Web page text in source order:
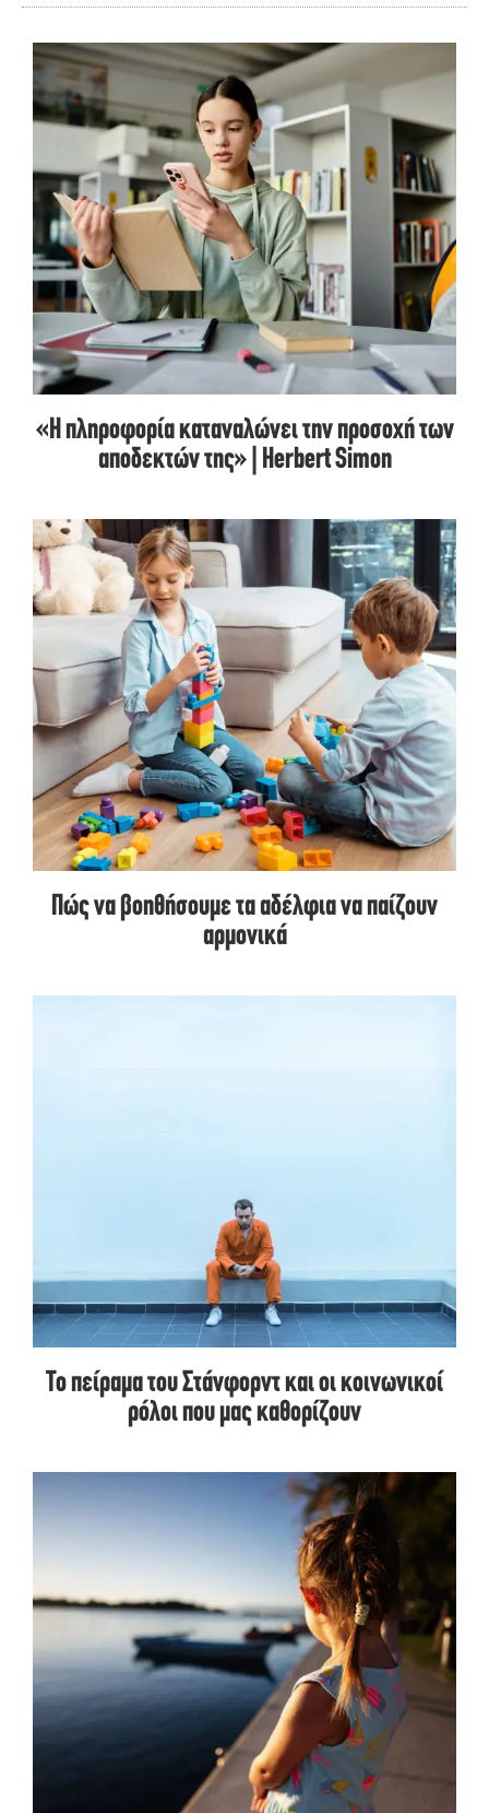
«Η πληροφορία καταναλώνει την προσοχή των
αποδεκτών της» | Herbert Simon
Πώς να βοηθήσουμε τα αδέλφια να παίζουν
αρμονικά
Το πείραμα του Στάνφορντ και οι κοινωνικοί
ρόλοι που μας καθορίζουν